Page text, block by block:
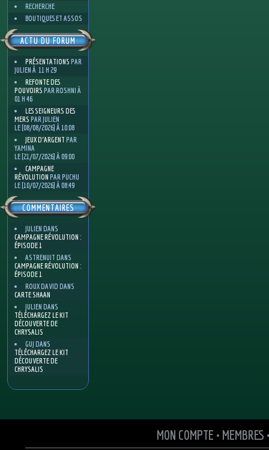
RECHERCHE
BOUTIQUES ET ASSOS
ACTU DU FORUM
PRÉSENTATIONS PAR
JULIEN À 11 H 29
REFONTE DES
POUVOIRS PAR ROSHNI À
01 H 46
LES SEIGNEURS DES
MERS PAR JULIEN
LE [08/08/2026] À 10:08
JEUX D'ARGENT PAR
YAMINA
LE [21/07/2026] À 09:00
CAMPAGNE
RÉVOLUTION PAR PUCHU
LE [10/07/2026] À 08:49
COMMENTAIRES
JULIEN DANS
CAMPAGNE RÉVOLUTION :
ÉPISODE 1
ASTRENUIT DANS
CAMPAGNE RÉVOLUTION :
ÉPISODE 1
ROUX DAVID DANS
CARTE SHAAN
JULIEN DANS
TÉLÉCHARGEZ LE KIT
DÉCOUVERTE DE
CHRYSALIS
GUJ DANS
TÉLÉCHARGEZ LE KIT
DÉCOUVERTE DE
CHRYSALIS
MON COMPTE • MEMBRES